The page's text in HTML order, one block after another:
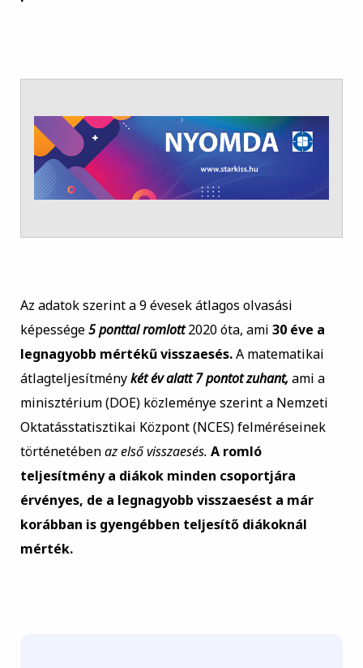
Az adatok szerint a 9 évesek átlagos olvasási
képessége5 ponttal romlott2020 óta, ami 30 éve a
legnagyobb mértékű visszaesés.A matematikai
átlagteljesítménykét év alatt 7 pontot zuhant, ami a
minisztérium (DOE) közleménye szerint a Nemzeti
Oktatásstatisztikai Központ (NCES) felméréseinek
történetébenaz első visszaesés. A romló
teljesítmény a diákok minden csoportjára
érvényes, de a legnagyobb visszaesést a már
korábban is gyengébben teljesítő diákoknál
mérték.